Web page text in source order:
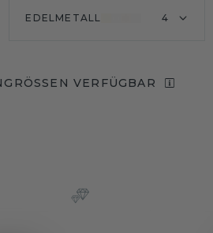
EDELMETALL 4
VERFÜGBAR